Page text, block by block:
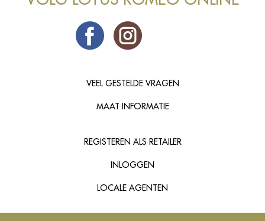
VEEL GESTELDE VRAGEN
MAAT INFORMATIE
REGISTEREN ALS RETAILER
INLOGGEN
LOCALE AGENTEN